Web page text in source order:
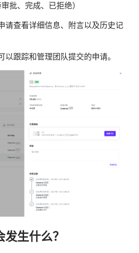
批、完成、已拒绝）
请查看详细信息、附言以及历史记
以跟踪和管理团队提交的申请。
生什么？